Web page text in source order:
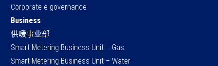
Corporate e governance
Business
供暖事业部
Smart Metering Business Unit – Gas
Smart Metering Business Unit – Water